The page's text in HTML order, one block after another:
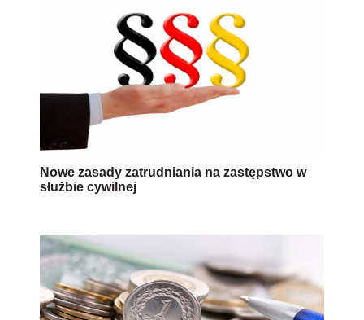
Nowe zasady zatrudniania na zastępstwo w
służbie cywilnej